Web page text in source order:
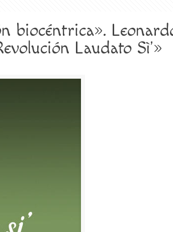
biocéntrica».
Laudato Sì'»